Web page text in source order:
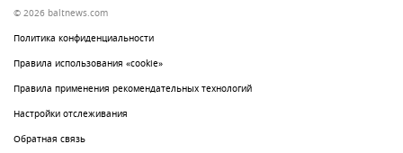
© 2026 baltnews.com
Политика конфиденциальности
Правила использования «cookie»
Правила применения рекомендательных технологий
Настройки отслеживания
Обратная связь